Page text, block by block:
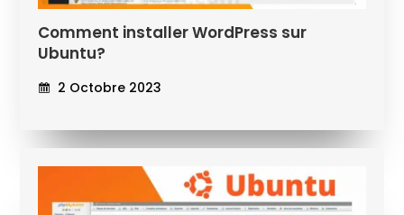
Comment installer WordPress sur
Ubuntu?
2 Octobre 2023